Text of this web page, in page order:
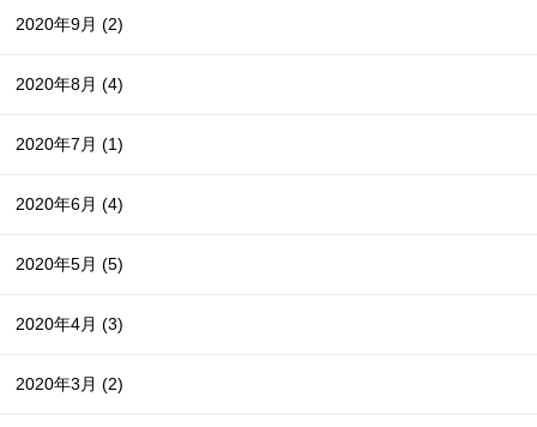
2020年9月(2)
2020年8月(4)
2020年7月(1)
2020年6月(4)
2020年5月(5)
2020年4月(3)
2020年3月(2)